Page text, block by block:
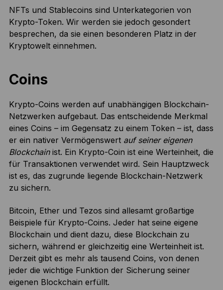
NFTs und Stablecoins sind Unterkategorien von
Krypto-Token. Wir werden sie jedoch gesondert
besprechen, da sie einen besonderen Platz in der
Kryptowelt einnehmen.
Coins
Krypto-Coins werden auf unabhängigen Blockchain-
Netzwerken aufgebaut. Das entscheidende Merkmal
eines Coins – im Gegensatz zu einem Token – ist, dass
er ein nativer Vermögenswert auf seiner eigenen
Blockchainist. Ein Krypto-Coin ist eine Werteinheit, die
für Transaktionen verwendet wird. Sein Hauptzweck
ist es, das zugrunde liegende Blockchain-Netzwerk
zu sichern.
Bitcoin, Ether und Tezos sind allesamt großartige
Beispiele für Krypto-Coins. Jeder hat seine eigene
Blockchain und dient dazu, diese Blockchain zu
sichern, während er gleichzeitig eine Werteinheit ist.
Derzeit gibt es mehr als tausend Coins, von denen
jeder die wichtige Funktion der Sicherung seiner
eigenen Blockchain erfüllt.